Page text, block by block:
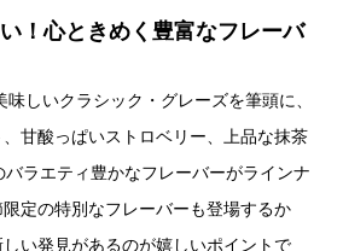
！心ときめく豊富なフレーバ
しいクラシック・グレーズを筆頭に、
甘酸っぱいストロベリー、上品な抹茶
ラエティ豊かなフレーバーがラインナ
定の特別なフレーバーも登場するか
い発見があるのが嬉しいポイントで